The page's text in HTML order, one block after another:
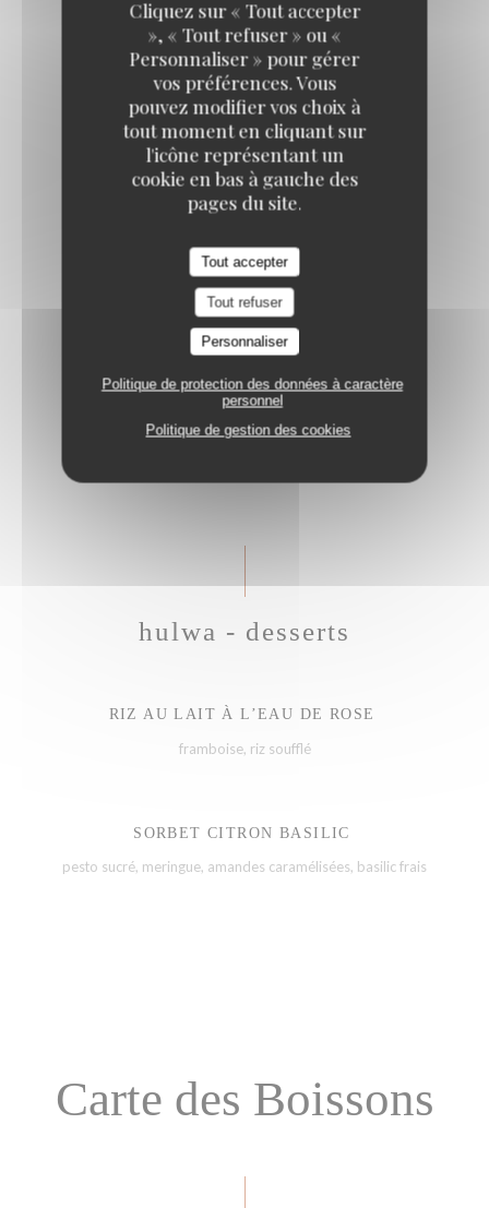
Cliquez sur « Tout accepter
», « Tout refuser » ou «
Personnaliser » pour gérer
vos préférences. Vous
pouvez modifier vos choix à
tout moment en cliquant sur
l'icône représentant un
cookie en bas à gauche des
pages du site.
Tout accepter
Tout refuser
Personnaliser
Politique de protection des données à caractère
personnel
Politique de gestion des cookies
GASPACHO VERDE
concombre au vinaigre de Xérès
CUISSE DE POULET GRILLÉE
sauce tomate tandoori, riz madras
CAVATAPPI AU PESTO DE BASILIC
hulwa - desserts
RIZ AU LAIT À L’EAU DE ROSE
framboise, riz soufflé
SORBET CITRON BASILIC
pesto sucré, meringue, amandes caramélisées, basilic frais
Carte des Boissons